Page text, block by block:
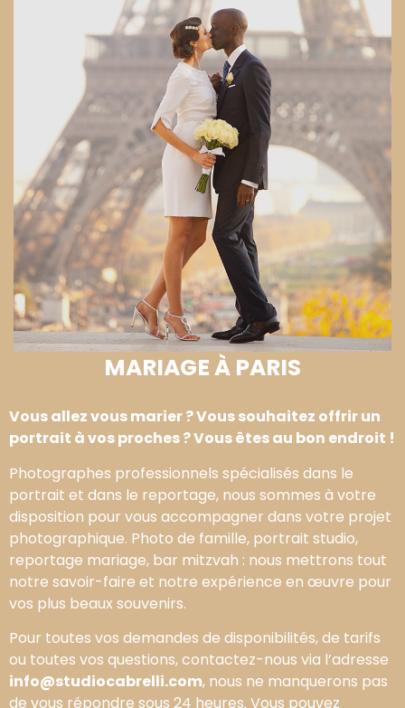
MARIAGE À PARIS
Vous allez vous marier ? Vous souhaitez offrir un
portrait à vos proches ? Vous êtes au bon endroit !
Photographes professionnels spécialisés dans le
portrait et dans le reportage, nous sommes à votre
disposition pour vous accompagner dans votre projet
photographique. Photo de famille, portrait studio,
reportage mariage, bar mitzvah : nous mettrons tout
notre savoir-faire et notre expérience en œuvre pour
vos plus beaux souvenirs.
Pour toutes vos demandes de disponibilités, de tarifs
ou toutes vos questions, contactez-nous via l’adresse
info@studiocabrelli.com, nous ne manquerons pas
de vous répondre sous 24 heures. Vous pouvez